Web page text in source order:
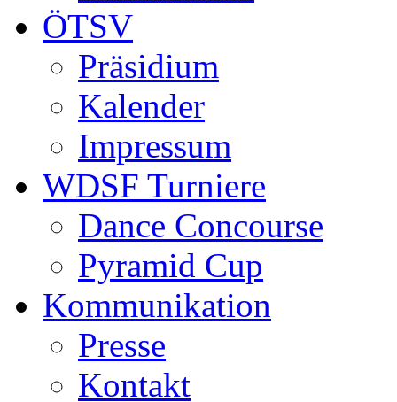
ÖTSV
Präsidium
Kalender
Impressum
WDSF Turniere
Dance Concourse
Pyramid Cup
Kommunikation
Presse
Kontakt